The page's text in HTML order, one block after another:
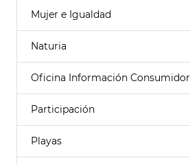
Mujer e Igualdad
Naturia
Oficina Información Consumidor
Participación
Playas